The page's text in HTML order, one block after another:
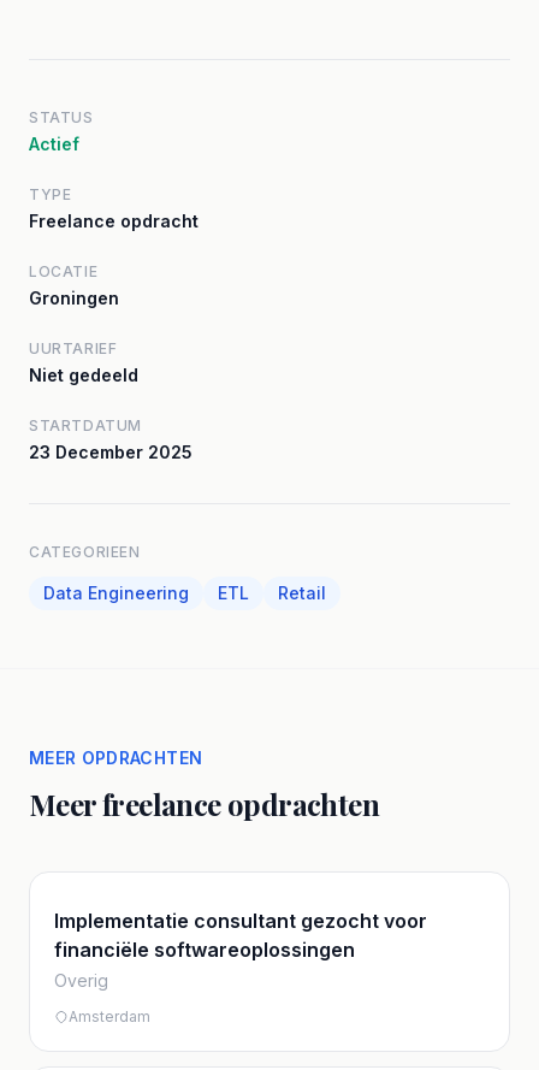
STATUS
Actief
TYPE
Freelance opdracht
LOCATIE
Groningen
UURTARIEF
Niet gedeeld
STARTDATUM
23 December 2025
CATEGORIEEN
Data Engineering ETL Retail
MEER OPDRACHTEN
Meer freelance opdrachten
Implementatie consultant gezocht voor
financiële softwareoplossingen
Overig
Amsterdam